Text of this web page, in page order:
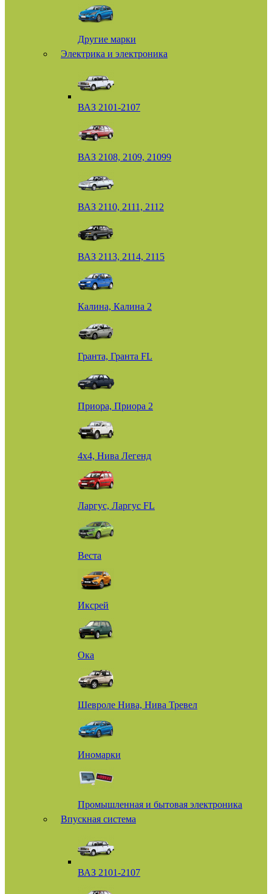
Другие марки
Электрика и электроника
ВАЗ 2101-2107
ВАЗ 2108, 2109, 21099
ВАЗ 2110, 2111, 2112
ВАЗ 2113, 2114, 2115
Калина, Калина 2
Гранта, Гранта FL
Приора, Приора 2
4х4, Нива Легенд
Ларгус, Ларгус FL
Веста
Иксрей
Ока
Шевроле Нива, Нива Тревел
Иномарки
Промышленная и бытовая электроника
Впускная система
ВАЗ 2101-2107